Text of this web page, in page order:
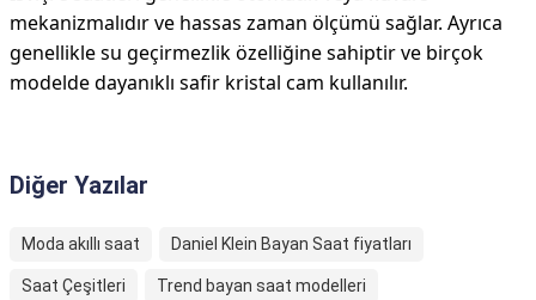
mekanizmalıdır ve hassas zaman ölçümü sağlar. Ayrıca
genellikle su geçirmezlik özelliğine sahiptir ve birçok
modelde dayanıklı safir kristal cam kullanılır.
Diğer Yazılar
Moda akıllı saat Daniel Klein Bayan Saat fiyatları
Saat Çeşitleri Trend bayan saat modelleri